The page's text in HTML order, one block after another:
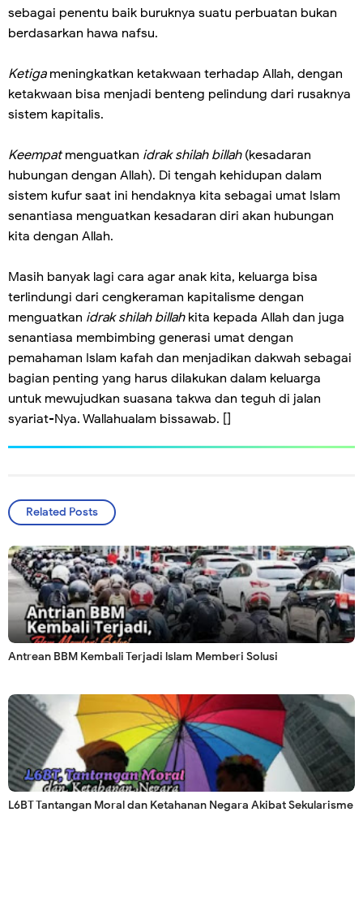
sebagai penentu baik buruknya suatu perbuatan bukan
berdasarkan hawa nafsu.
Ketigameningkatkan ketakwaan terhadap Allah, dengan
ketakwaan bisa menjadi benteng pelindung dari rusaknya
sistem kapitalis.
Keempatmenguatkan idrak shilah billah (kesadaran
hubungan dengan Allah). Di tengah kehidupan dalam
sistem kufur saat ini hendaknya kita sebagai umat Islam
senantiasa menguatkan kesadaran diri akan hubungan
kita dengan Allah.
Masih banyak lagi cara agar anak kita, keluarga bisa
terlindungi dari cengkeraman kapitalisme dengan
menguatkan idrak shilah billahkita kepada Allah dan juga
senantiasa membimbing generasi umat dengan
pemahaman Islam kafah dan menjadikan dakwah sebagai
bagian penting yang harus dilakukan dalam keluarga
untuk mewujudkan suasana takwa dan teguh di jalan
syariat-Nya. Wallahualam bissawab. []
Related Posts
Antrean BBM Kembali Terjadi lslam Memberi Solusi
L6BT Tantangan Moral dan Ketahanan Negara Akibat Sekularisme